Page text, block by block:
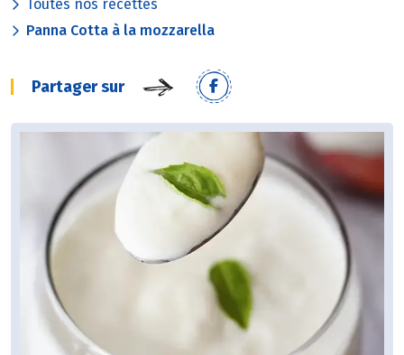
Toutes nos recettes
Panna Cotta à la mozzarella
Partager sur